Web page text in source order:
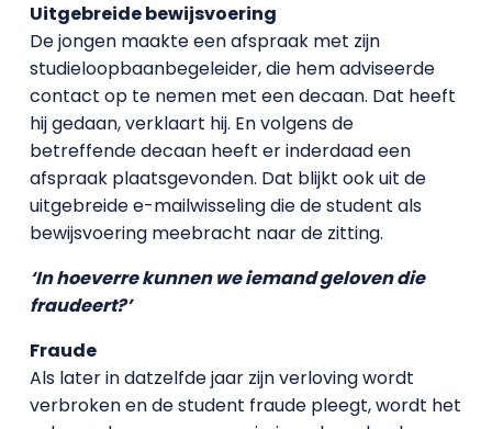
Uitgebreide bewijsvoering
De jongen maakte een afspraak met zijn
studieloopbaanbegeleider, die hem adviseerde
contact op te nemen met een decaan. Dat heeft
hij gedaan, verklaart hij. En volgens de
betreffende decaan heeft er inderdaad een
afspraak plaatsgevonden. Dat blijkt ook uit de
uitgebreide e-mailwisseling die de student als
bewijsvoering meebracht naar de zitting.
‘In hoeverre kunnen we iemand geloven die
fraudeert?’
Fraude
Als later in datzelfde jaar zijn verloving wordt
verbroken en de student fraude pleegt, wordt het